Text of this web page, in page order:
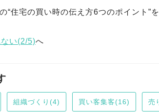
“住宅の買い時の伝え方6つのポイント”
い(2/5)へ
組織づくり(4) 買い客集客(16) 売